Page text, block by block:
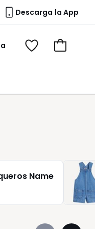
Descarga la App
Ver
Ir
Name